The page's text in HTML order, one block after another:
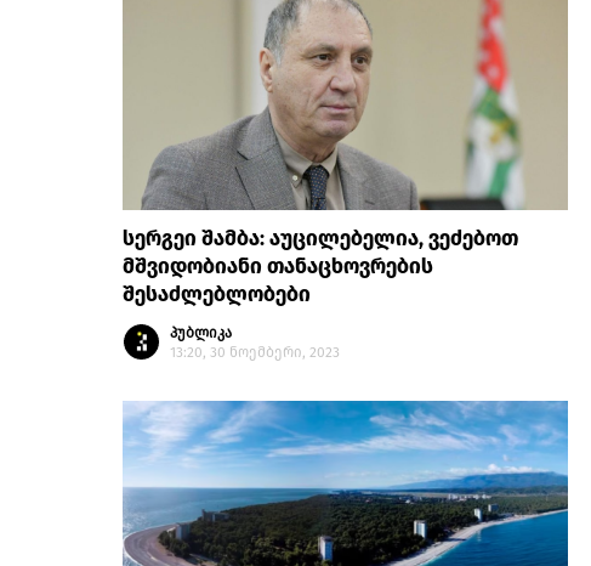
სერგეი შამბა: აუცილებელია, ვეძებოთ
მშვიდობიანი თანაცხოვრების
შესაძლებლობები
პუბლიკა
13:20, 30 ნოემბერი, 2023